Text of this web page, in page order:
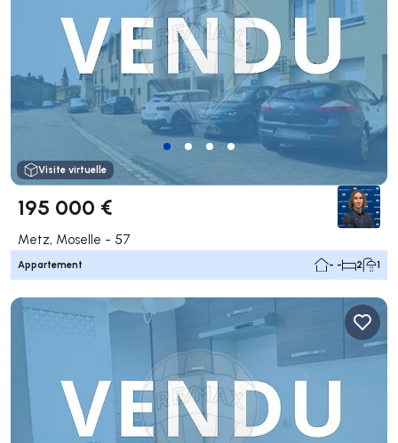
Visite virtuelle
195 000 €
Metz, Moselle - 57
Appartement - - 2 1